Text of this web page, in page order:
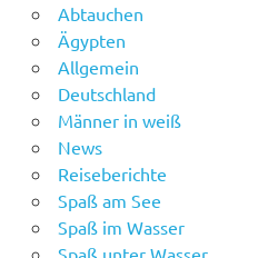
Abtauchen
Ägypten
Allgemein
Deutschland
Männer in weiß
News
Reiseberichte
Spaß am See
Spaß im Wasser